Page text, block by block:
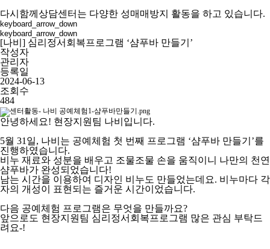
다시함께상담센터는 다양한 성매매방지 활동을 하고 있습니다.
keyboard_arrow_down
keyboard_arrow_down
[나비] 심리정서회복프로그램 ‘샴푸바 만들기’
작성자
관리자
등록일
2024-06-13
조회수
484
안녕하세요! 현장지원팀 나비입니다.
5월 31 일, 나비는 공예체험 첫 번째 프로그램 ‘샴푸바 만들기 ’를
진행하였습니다.
비누 재료와 성분을 배우고 조물조물 손을 움직이니 나만의 천연
샴푸바가 완성되었습니다!
남는 시간을 이용하여 디자인 비누도 만들었는데요. 비누마다 각
자의 개성이 표현되는 즐거운 시간이었습니다.
다음 공예체험 프로그램은 무엇을 만들까요?
앞으로도 현장지원팀 심리정서회복프로그램 많은 관심 부탁드
려요-!